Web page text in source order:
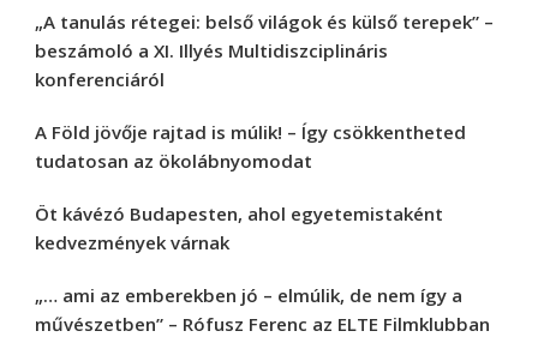
„A tanulás rétegei: belső világok és külső terepek” –
beszámoló a XI. Illyés Multidiszciplináris
konferenciáról
A Föld jövője rajtad is múlik! – Így csökkentheted
tudatosan az ökolábnyomodat
Öt kávézó Budapesten, ahol egyetemistaként
kedvezmények várnak
„… ami az emberekben jó – elmúlik, de nem így a
művészetben” – Rófusz Ferenc az ELTE Filmklubban